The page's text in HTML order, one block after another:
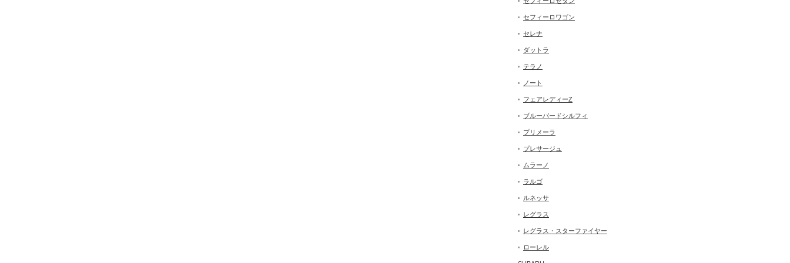
セフィーロワゴン
セレナ
ダットラ
テラノ
ノート
フェアレディーZ
ブルーバードシルフィ
プリメーラ
プレサージュ
ムラーノ
ラルゴ
ルネッサ
レグラス
レグラス・スターファイヤー
ローレル